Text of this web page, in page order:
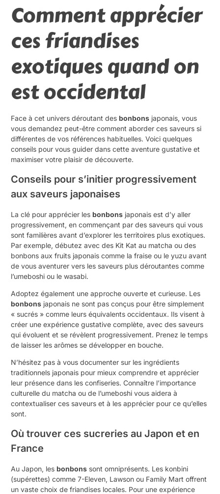
Comment apprécier
ces friandises
exotiques quand on
est occidental
Face à cet univers déroutant desbonbons japonais, vous
vous demandez peut-être comment aborder ces saveurs si
différentes de vos références habituelles. Voici quelques
conseils pour vous guider dans cette aventure gustative et
maximiser votre plaisir de découverte.
Conseils pour s’initier progressivement
aux saveurs japonaises
La clé pour apprécier lesbonbons japonais est d’y aller
progressivement, en commençant par des saveurs qui vous
sont familières avant d’explorer les territoires plus exotiques.
Par exemple, débutez avec des Kit Kat au matcha ou des
bonbons aux fruits japonais comme la fraise ou le yuzu avant
de vous aventurer vers les saveurs plus déroutantes comme
l’umeboshi ou le wasabi.
Adoptez également une approche ouverte et curieuse. Les
bonbons japonais ne sont pas conçus pour être simplement
« sucrés » comme leurs équivalents occidentaux. Ils visent à
créer une expérience gustative complète, avec des saveurs
qui évoluent et se révèlent progressivement. Prenez le temps
de laisser les arômes se développer en bouche.
N’hésitez pas à vous documenter sur les ingrédients
traditionnels japonais pour mieux comprendre et apprécier
leur présence dans les confiseries. Connaître l’importance
culturelle du matcha ou de l’umeboshi vous aidera à
contextualiser ces saveurs et à les apprécier pour ce qu’elles
sont.
Où trouver ces sucreries au Japon et en
France
Au Japon, lesbonbons sont omniprésents. Les konbini
(supérettes) comme 7-Eleven, Lawson ou Family Mart offrent
un vaste choix de friandises locales. Pour une expérience